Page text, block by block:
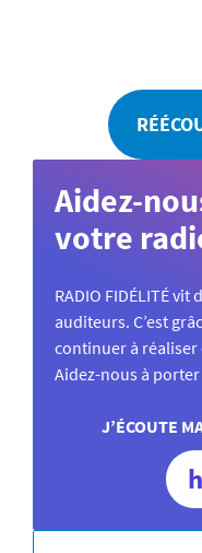
Aidez-
votre
RADIO FIDÉLITÉ
auditeurs. C’est
continuer à
Aidez-nous à porter
J’ÉCOUTE